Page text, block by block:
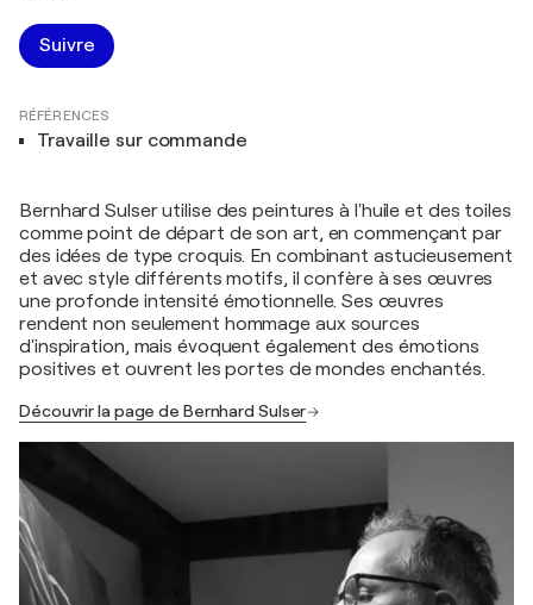
Suivre
RÉFÉRENCES
Travaille sur commande
Bernhard Sulser utilise des peintures à l'huile et des toiles
comme point de départ de son art, en commençant par
des idées de type croquis. En combinant astucieusement
et avec style différents motifs, il confère à ses œuvres
une profonde intensité émotionnelle. Ses œuvres
rendent non seulement hommage aux sources
d'inspiration, mais évoquent également des émotions
positives et ouvrent les portes de mondes enchantés.
Découvrir la page de Bernhard Sulser